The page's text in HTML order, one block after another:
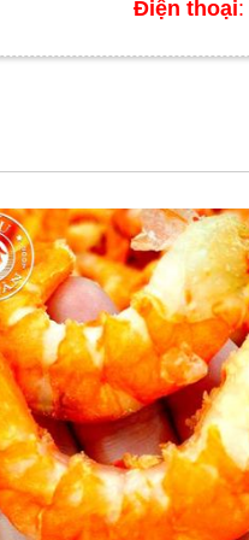
Điện thoại: